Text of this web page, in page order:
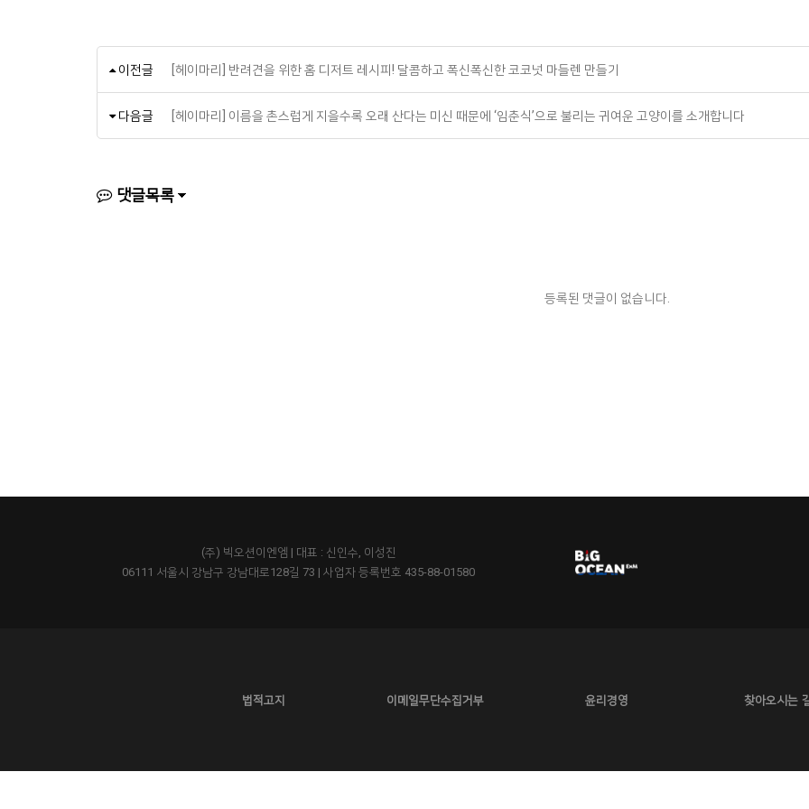
이전글 [헤이마리] 반려견을 위한 홈 디저트 레시피! 달콤하고 폭신폭신한 코코넛 마들렌 만들기
다음글 [헤이마리] 이름을 촌스럽게 지을수록 오래 산다는 미신 때문에 ‘임춘식’으로 불리는 귀여운 고양이를 소개합니다
댓글목록
등록된 댓글이 없습니다.
(주) 빅오션이엔엠 | 대표 : 신인수, 이성진
06111 서울시 강남구 강남대로128길 73 | 사업자 등록번호 435-88-01580
법적고지 이메일무단수집거부 윤리경영 찾아오시는